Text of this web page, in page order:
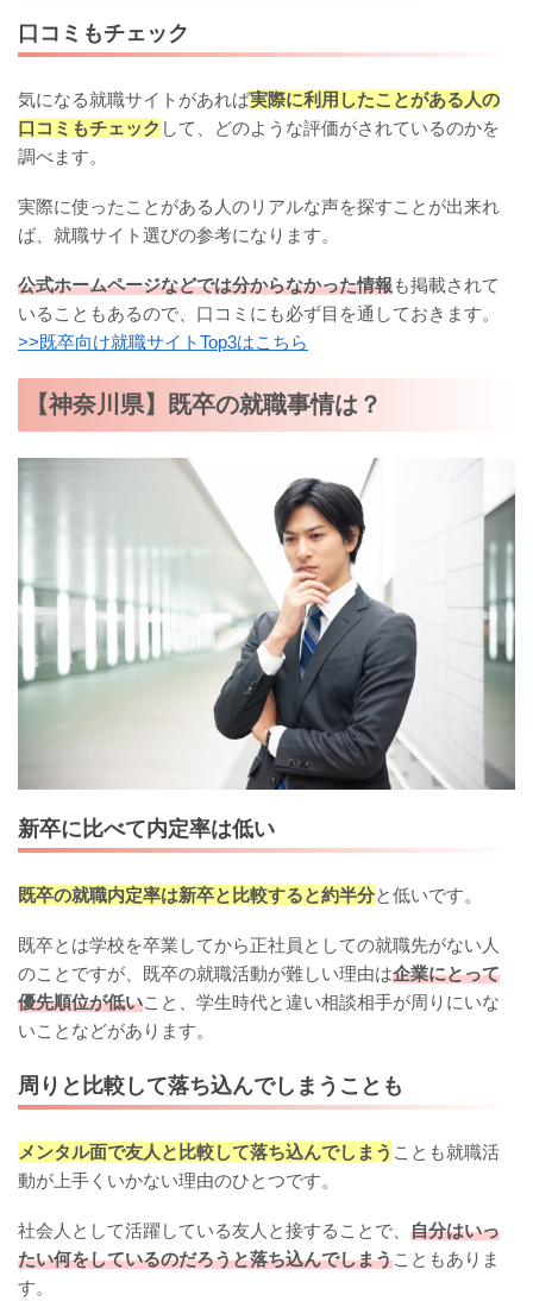
口コミもチェック
気になる就職サイトがあれば実際に利用したことがある人の
口コミもチェック して、どのような評価がされているのかを
調べます。
実際に使ったことがある人のリアルな声を探すことが出来れ
ば、就職サイト選びの参考になります。
公式ホームページなどでは分からなかった情報も掲載されて
いることもあるので、口コミにも必ず目を通しておきます。
>>既卒向け就職サイトTop3はこちら
【神奈川県】既卒の就職事情は？
新卒に比べて内定率は低い
既卒の就職内定率は新卒と比較すると約半分と低いです。
既卒とは学校を卒業してから正社員としての就職先がない人
のことですが、既卒の就職活動が難しい理由は企業にとって
優先順位が低いこと、学生時代と違い相談相手が周りにいな
いことなどがあります。
周りと比較して落ち込んでしまうことも
メンタル面で友人と比較して落ち込んでしまう ことも就職活
動が上手くいかない理由のひとつです。
社会人として活躍している友人と接することで、 自分はいっ
たい何をしているのだろうと落ち込んでしまうこともありま
す。